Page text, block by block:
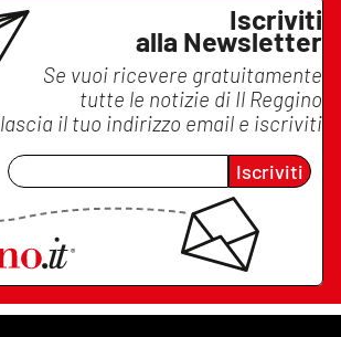
Iscriviti
alla Newsletter
Se vuoi ricevere gratuitamente
tutte le notizie di Il Reggino
lascia il tuo indirizzo email e iscriviti
Iscriviti